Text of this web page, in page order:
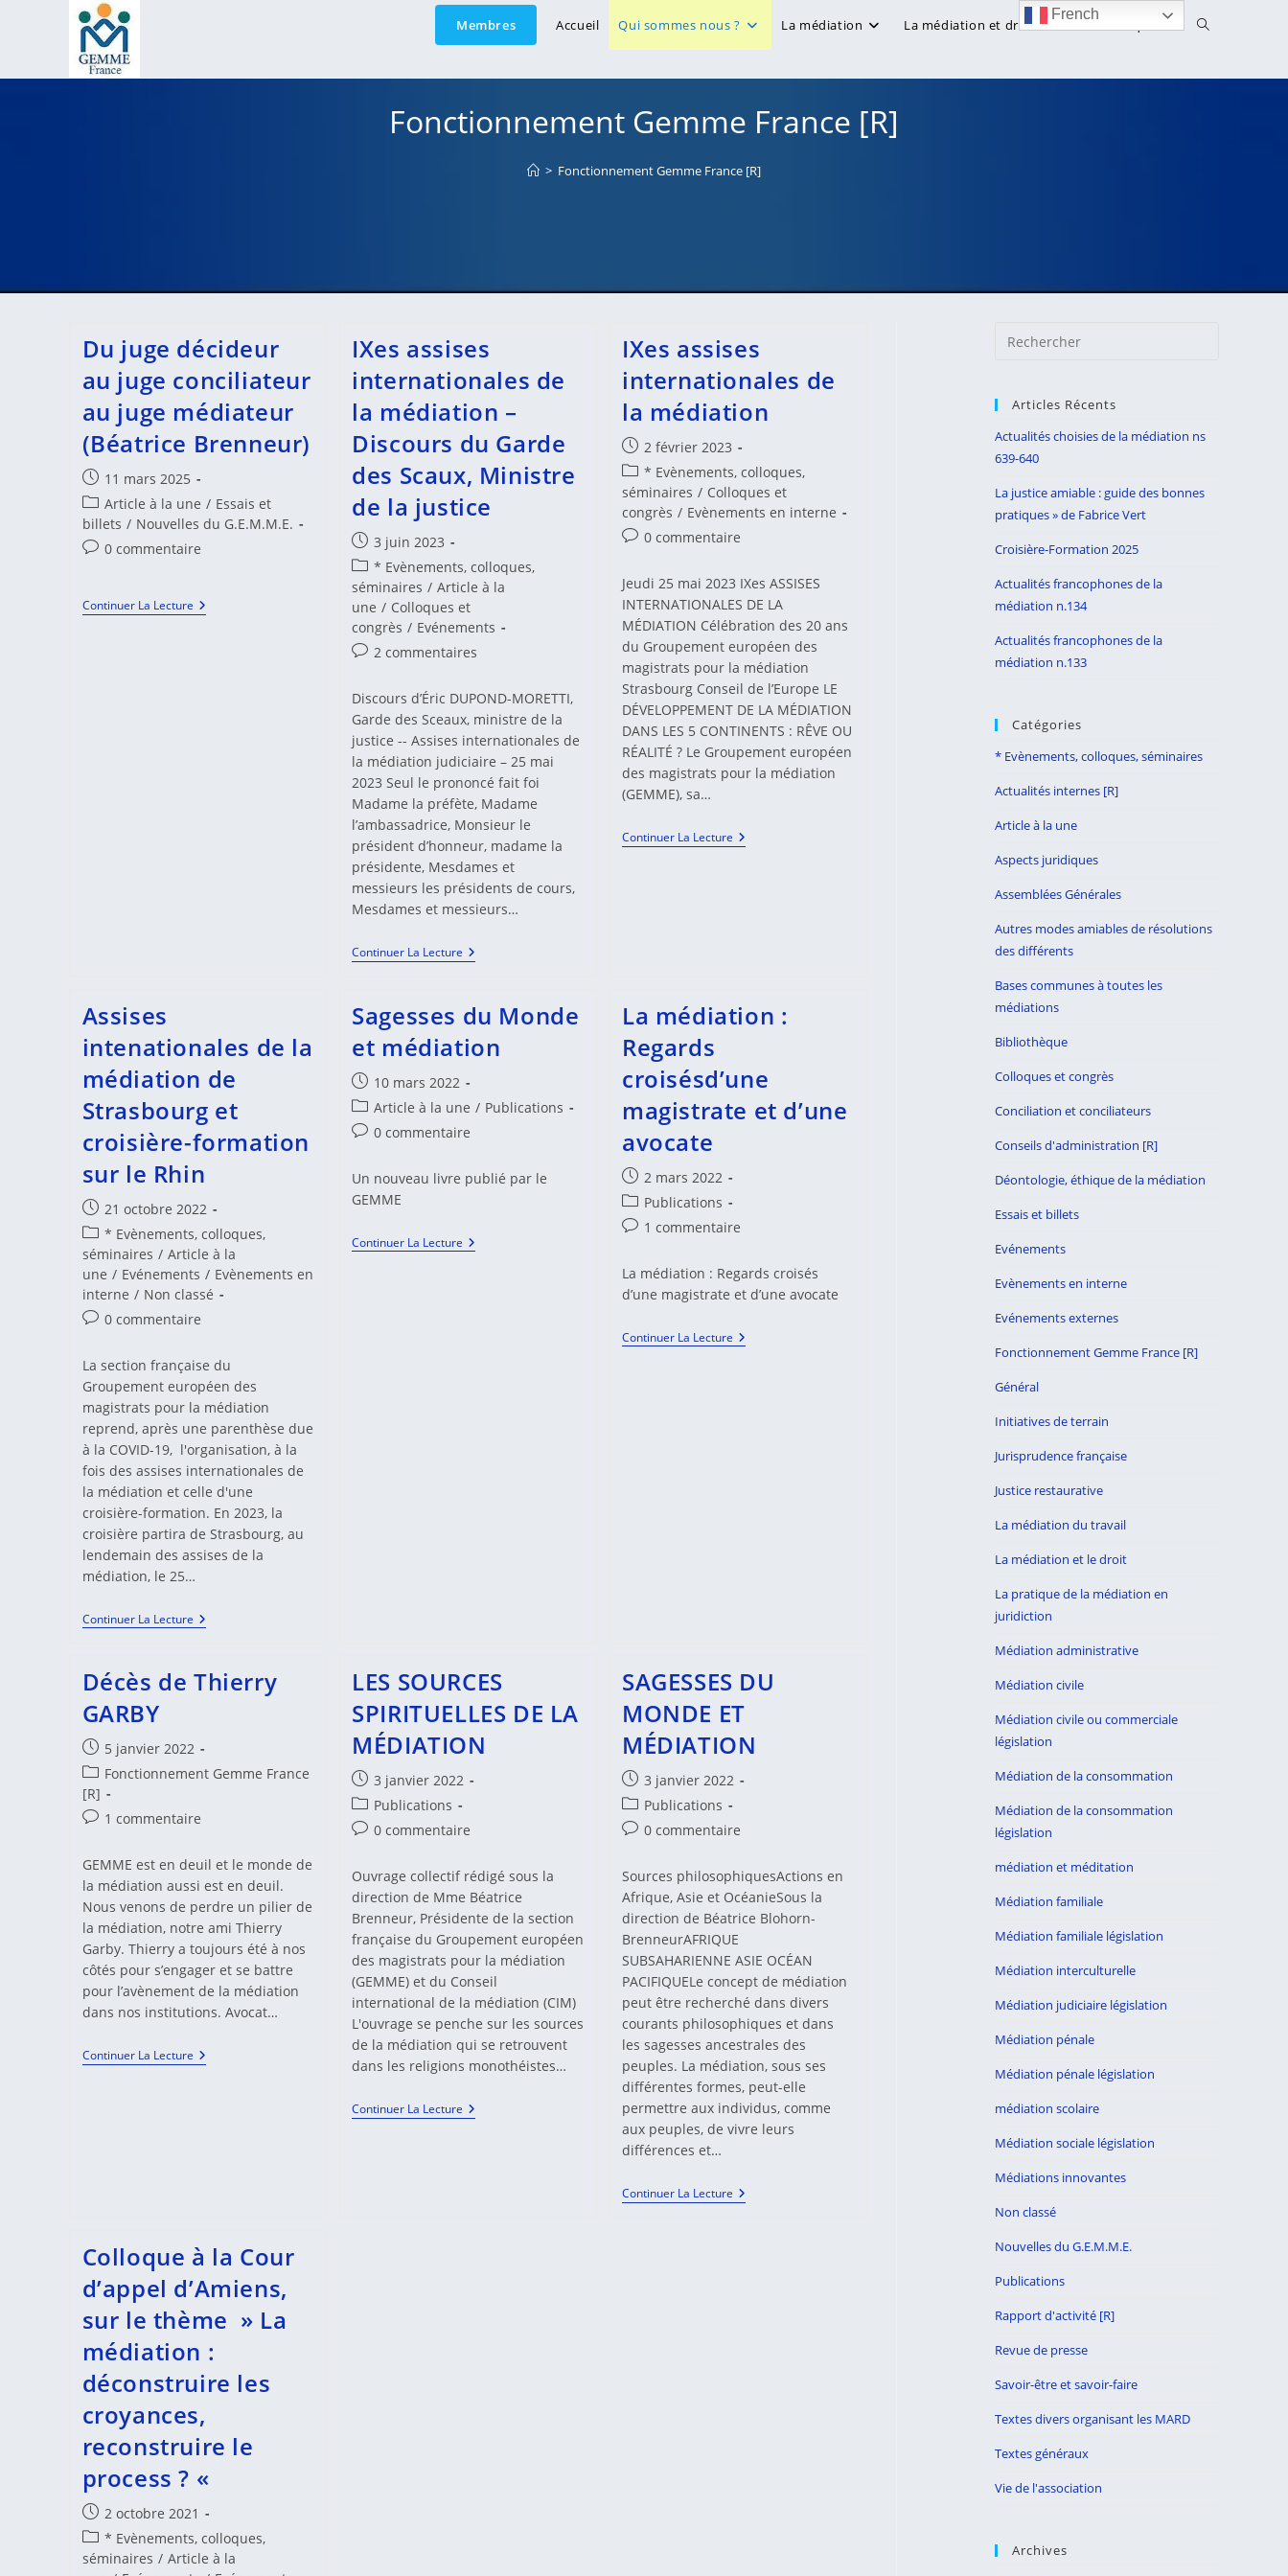
Membres Accueil Qui sommes nous ? La médiation La médiation et droit Bibliothèque Toggle
website
Fonctionnement Gemme France [R]
> Fonctionnement Gemme France [R]
Du juge décideur
au juge conciliateur
au juge médiateur
(Béatrice Brenneur)
Publication
publiée :
11 mars 2025
Post
category:
Article à la une / Essais et
billets / Nouvelles du G.E.M.M.E.
Commentaires
publication :
0 commentaire
Continuer La LectureDu
Juge
IXes assises
internationales de
la médiation –
Discours du Garde
des Scaux, Ministre
de la justice
Publication
publiée :
3 juin 2023
Post
category:
* Evènements, colloques,
séminaires / Article à la
une / Colloques et
congrès / Evénements
Commentaires
la
publication :
2 commentaires
Discours d’Éric DUPOND-MORETTI,
Garde des Sceaux, ministre de la
justice -- Assises internationales de
la médiation judiciaire – 25 mai
2023 Seul le prononcé fait foi
Madame la préfète, Madame
l’ambassadrice, Monsieur le
président d’honneur, madame la
présidente, Mesdames et
messieurs les présidents de cours,
Mesdames et messieurs…
Continuer La Lecture IXes
Assises
La
Médiation
–
Discours
Garde
Des
Ministre
Justice
IXes assises
internationales de
la médiation
Publication
publiée :
2 février 2023
Post
category:
* Evènements, colloques,
séminaires / Colloques et
congrès / Evènements en interne
Commentaires
la
publication :
0 commentaire
Jeudi 25 mai 2023 IXes ASSISES
INTERNATIONALES DE LA
MÉDIATION Célébration des 20 ans
du Groupement européen des
magistrats pour la médiation
Strasbourg Conseil de l’Europe LE
DÉVELOPPEMENT DE LA MÉDIATION
DANS LES 5 CONTINENTS : RÊVE OU
RÉALITÉ ? Le Groupement européen
des magistrats pour la médiation
(GEMME), sa…
Continuer La Lecture IXes
Assises
Assises
intenationales de la
médiation de
Strasbourg et
croisière-formation
sur le Rhin
Publication
publiée :
21 octobre 2022
Post
category:
* Evènements, colloques,
séminaires / Article à la
une / Evénements / Evènements en
interne / Non classé
Commentaires
la
publication :
0 commentaire
La section française du
Groupement européen des
magistrats pour la médiation
reprend, après une parenthèse due
à la COVID-19, l'organisation, à la
fois des assises internationales de
la médiation et celle d'une
croisière-formation. En 2023, la
croisière partira de Strasbourg, au
lendemain des assises de la
médiation, le 25…
Continuer La LectureAssises
Intenationales
Médiation
De
Croisière-
Formation
Sur
Sagesses du Monde
et médiation
Publication
publiée :
10 mars 2022
Post
category:
Article à la une / Publications
Commentaires
la
publication :
0 commentaire
Un nouveau livre publié par le
GEMME
Continuer La Lecture Sagesses
Du
La médiation :
Regards
croisésd’une
magistrate et d’une
avocate
Publication
publiée :
2 mars 2022
Post
category:
Publications
Commentaires
la
publication :
1 commentaire
La médiation : Regards croisés
d’une magistrate et d’une avocate
Continuer La Lecture La
Médiation
Décès de Thierry
GARBY
Publication
publiée :
5 janvier 2022
Post
category:
Fonctionnement Gemme France
[R]
Commentaires
la
publication :
1 commentaire
GEMME est en deuil et le monde de
la médiation aussi est en deuil.
Nous venons de perdre un pilier de
la médiation, notre ami Thierry
Garby. Thierry a toujours été à nos
côtés pour s’engager et se battre
pour l’avènement de la médiation
dans nos institutions. Avocat…
Continuer La LectureDécès
De
LES SOURCES
SPIRITUELLES DE LA
MÉDIATION
Publication
publiée :
3 janvier 2022
Post
category:
Publications
Commentaires
la
publication :
0 commentaire
Ouvrage collectif rédigé sous la
direction de Mme Béatrice
Brenneur, Présidente de la section
française du Groupement européen
des magistrats pour la médiation
(GEMME) et du Conseil
international de la médiation (CIM)
L'ouvrage se penche sur les sources
de la médiation qui se retrouvent
dans les religions monothéistes…
Continuer La Lecture LES
SOURCES
SAGESSES DU
MONDE ET
MÉDIATION
Publication
publiée :
3 janvier 2022
Post
category:
Publications
Commentaires
la
publication :
0 commentaire
Sources philosophiquesActions en
Afrique, Asie et OcéanieSous la
direction de Béatrice Blohorn-
BrenneurAFRIQUE
SUBSAHARIENNE ASIE OCÉAN
PACIFIQUELe concept de médiation
peut être recherché dans divers
courants philosophiques et dans
les sagesses ancestrales des
peuples. La médiation, sous ses
différentes formes, peut-elle
permettre aux individus, comme
aux peuples, de vivre leurs
différences et…
Continuer La Lecture SAGESSES
DU
Colloque à la Cour
d’appel d’Amiens,
sur le thème » La
médiation :
déconstruire les
croyances,
reconstruire le
process ? «
Publication
publiée :
2 octobre 2021
Post
category:
* Evènements, colloques,
séminaires / Article à la
Articles Récents
Actualités choisies de la médiation ns
639-640
La justice amiable : guide des bonnes
pratiques » de Fabrice Vert
Croisière-Formation 2025
Actualités francophones de la
médiation n.134
Actualités francophones de la
médiation n.133
Catégories
* Evènements, colloques, séminaires
Actualités internes [R]
Article à la une
Aspects juridiques
Assemblées Générales
Autres modes amiables de résolutions
des différents
Bases communes à toutes les
médiations
Bibliothèque
Colloques et congrès
Conciliation et conciliateurs
Conseils d'administration [R]
Déontologie, éthique de la médiation
Essais et billets
Evénements
Evènements en interne
Evénements externes
Fonctionnement Gemme France [R]
Général
Initiatives de terrain
Jurisprudence française
Justice restaurative
La médiation du travail
La médiation et le droit
La pratique de la médiation en
juridiction
Médiation administrative
Médiation civile
Médiation civile ou commerciale
législation
Médiation de la consommation
Médiation de la consommation
législation
médiation et méditation
Médiation familiale
Médiation familiale législation
Médiation interculturelle
Médiation judiciaire législation
Médiation pénale
Médiation pénale législation
médiation scolaire
Médiation sociale législation
Médiations innovantes
Non classé
Nouvelles du G.E.M.M.E.
Publications
Rapport d'activité [R]
Revue de presse
Savoir-être et savoir-faire
Textes divers organisant les MARD
Textes généraux
Vie de l'association
Archives
French